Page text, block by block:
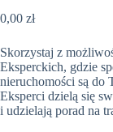
0,00 zł
Skorzystaj z
Eksperckich, gdzie
nieruchomości są do
Eksperci dzielą się
i udzielają porad na